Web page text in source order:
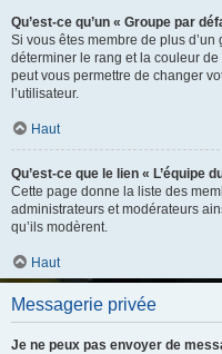
Qu’est-ce qu’un « Groupe par
Si vous êtes membre de plus
déterminer le rang et la couleur
peut vous permettre de changer
l’utilisateur.
Haut
Qu’est-ce que le lien « L’équipe
Cette page donne la liste des
administrateurs et modérateurs
qu’ils modèrent.
Haut
Messagerie privée
Je ne peux pas envoyer de